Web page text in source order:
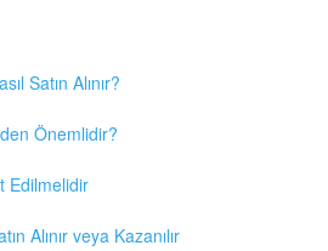
Satın Alınır?
Önemlidir?
Edilmelidir
Alınır veya Kazanılır